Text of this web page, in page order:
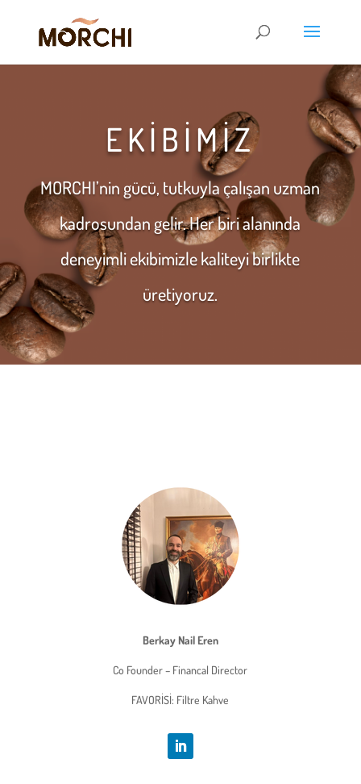
EKİBİMİZ
MORCHI’nin gücü, tutkuyla çalışan uzman
kadrosundan gelir. Her biri alanında
deneyimli ekibimizle kaliteyi birlikte
üretiyoruz.
Berkay Nail Eren
Co Founder – Financal Director
FAVORİSİ: Filtre Kahve